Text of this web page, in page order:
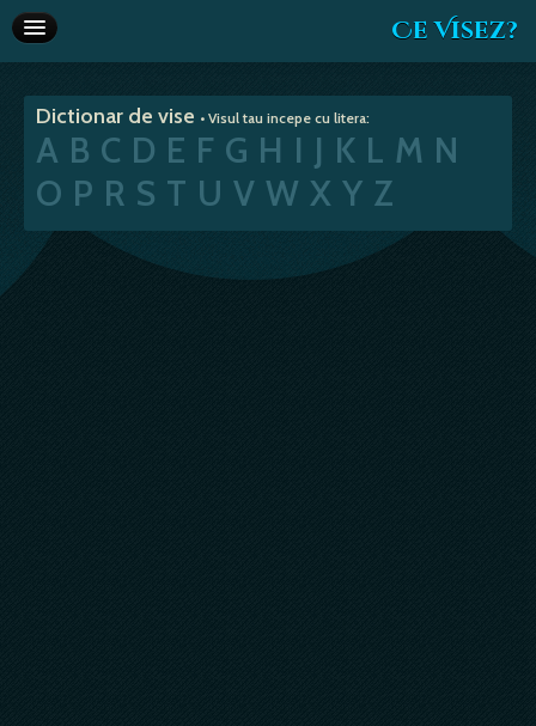
Ce Visez?
Interpretare vise
Articole
Va recomandam
Dictionar de vise • Visul tau incepe cu litera:
A B C D E F G H I J K L M N
O P R S T U V W X Y Z